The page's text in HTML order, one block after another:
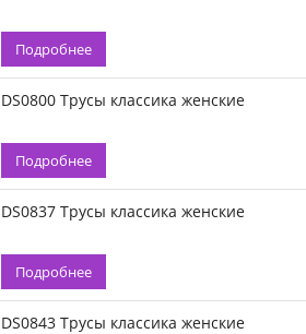
Подробнее
DS0800 Трусы классика женские
Подробнее
DS0837 Трусы классика женские
Подробнее
DS0843 Трусы классика женские